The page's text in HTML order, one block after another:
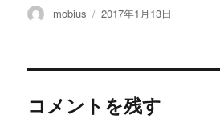
投
mobius
投
2017年1月13日
コメントを残す